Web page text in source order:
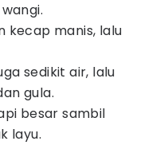
kecap manis, lalu
sedikit air, lalu
gula.
besar sambil
layu.